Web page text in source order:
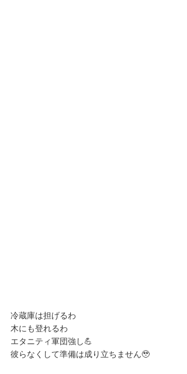
冷蔵庫は担げるわ
木にも登れるわ
エタニティ軍団強し💪
彼らなくして準備は成り立ちません🥹